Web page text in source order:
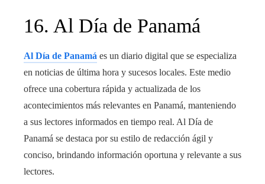
16. Al Día de Panamá
Al Día de Panamá es un diario digital que se especializa
en noticias de última hora y sucesos locales. Este medio
ofrece una cobertura rápida y actualizada de los
acontecimientos más relevantes en Panamá, manteniendo
a sus lectores informados en tiempo real. Al Día de
Panamá se destaca por su estilo de redacción ágil y
conciso, brindando información oportuna y relevante a sus
lectores.